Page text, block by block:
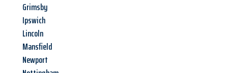
Grimsby
Ipswich
Lincoln
Mansfield
Newport